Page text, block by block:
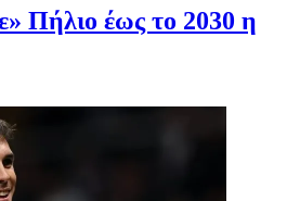
Πήλιο έως το 2030 η